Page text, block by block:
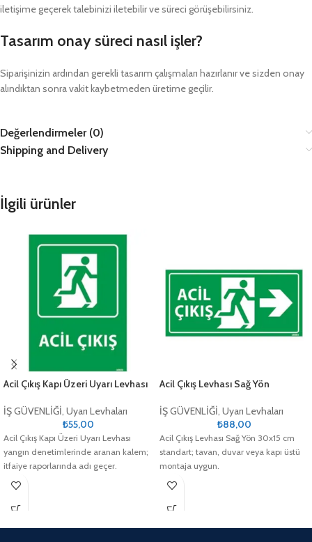
iletişime geçerek talebinizi iletebilir ve süreci görüşebilirsiniz.
Tasarım onay süreci nasıl işler?
Siparişinizin ardından gerekli tasarım çalışmaları hazırlanır ve sizden onay
alındıktan sonra vakit kaybetmeden üretime geçilir.
Değerlendirmeler (0)
Shipping and Delivery
İlgili ürünler
Acil Çıkış Kapı Üzeri Uyarı Levhası
İŞ GÜVENLİĞİ, Uyarı Levhaları
₺55,00
Acil Çıkış Kapı Üzeri Uyarı Levhası
yangın denetimlerinde aranan kalem;
itfaiye raporlarında adı geçer.
Acil Çıkış Levhası Sağ Yön
İŞ GÜVENLİĞİ, Uyarı Levhaları
₺88,00
Acil Çıkış Levhası Sağ Yön 30x15 cm
standart; tavan, duvar veya kapı üstü
montaja uygun.